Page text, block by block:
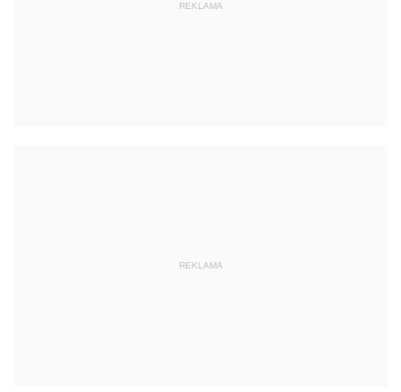
REKLAMA
REKLAMA